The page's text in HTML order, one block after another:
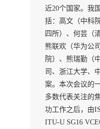
近20个国家。我
括：高文（中科
四所）、何芸（
熊联欢（华为公
院）、熊瑞勤（
司、浙江大学、
案。本次会议的
多数代表关注的
功工作之后，由
ITU-U SG16